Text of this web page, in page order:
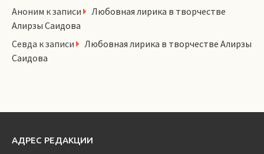
Аноним к записи
Любовная лирика в творчестве
Алирзы Саидова
Севда к записи
Любовная лирика в творчестве Алирзы
Саидова
АДРЕС РЕДАКЦИИ